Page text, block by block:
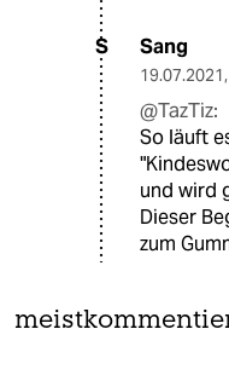
S Sang
19.07.2021,
@TazTiz:
So läuft
und wird
Dieser
zum